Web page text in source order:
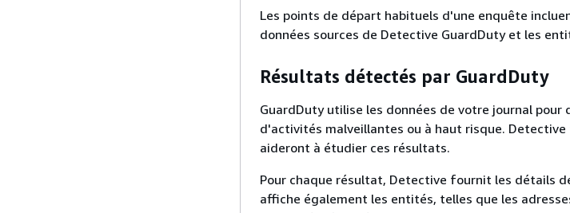
Les points de départ habituels d'une enquête
données sources de Detective GuardDuty et les
Résultats détectés par GuardDuty
GuardDuty utilise les données de votre journal pour
d'activités malveillantes ou à haut risque.
aideront à étudier ces résultats.
Pour chaque résultat, Detective fournit les détails
affiche également les entités, telles que les